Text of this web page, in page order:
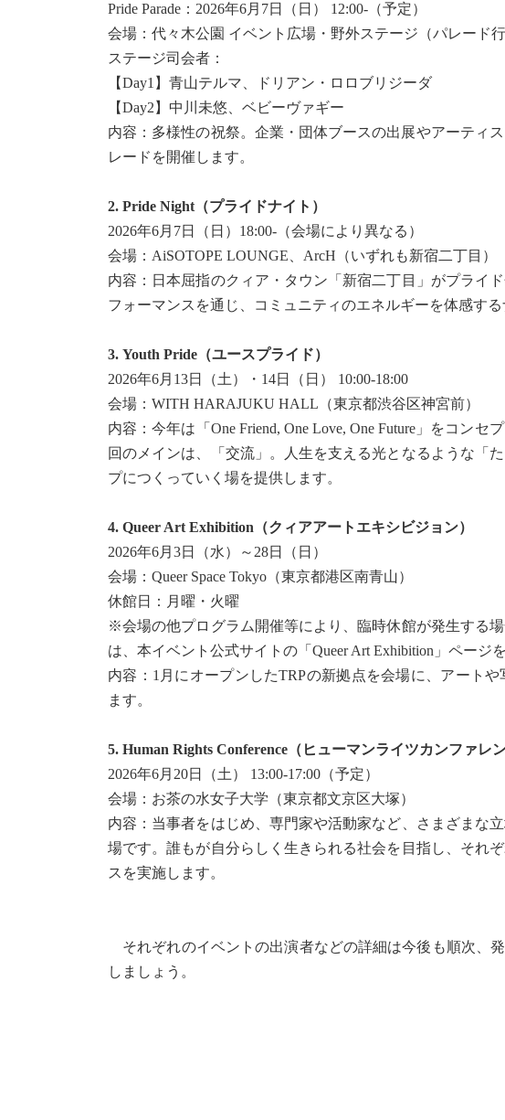
Pride Parade：2026年6月7日（日） 12:00-（予定）
会場：代々木公園 イベント広場・野外ステージ（パレード
ステージ司会者：
【Day1】青山テルマ、ドリアン・ロロブリジーダ
【Day2】中川未悠、ベビーヴァギー
内容：多様性の祝祭。企業・団体ブースの出展やアーティ
レードを開催します。
2. Pride Night（プライドナイト）
2026年6月7日（日）18:00-（会場により異なる）
会場：AiSOTOPE LOUNGE、ArcH（いずれも新宿二丁目）
内容：日本屈指のクィア・タウン「新宿二丁目」がプライ
フォーマンスを通じ、コミュニティのエネルギーを体感する
3. Youth Pride（ユースプライド）
2026年6月13日（土）・14日（日） 10:00-18:00
会場：WITH HARAJUKU HALL（東京都渋谷区神宮前）
内容：今年は「One Friend, One Love, One Future」をコン
回のメインは、「交流」。人生を支える光となるような「
プにつくっていく場を提供します。
4. Queer Art Exhibition（クィアアートエキシビジョン）
2026年6月3日（水）～28日（日）
会場：Queer Space Tokyo（東京都港区南青山）
休館日：月曜・火曜
※会場の他プログラム開催等により、臨時休館が発生する
は、本イベント公式サイトの「Queer Art Exhibition」ページ
内容：1月にオープンしたTRPの新拠点を会場に、アート
ます。
5. Human Rights Conference（ヒューマンライツカンファレン
2026年6月20日（土） 13:00-17:00（予定）
会場：お茶の水女子大学（東京都文京区大塚）
内容：当事者をはじめ、専門家や活動家など、さまざまな
場です。誰もが自分らしく生きられる社会を目指し、それ
スを実施します。
それぞれのイベントの出演者などの詳細は今後も順次、
しましょう。